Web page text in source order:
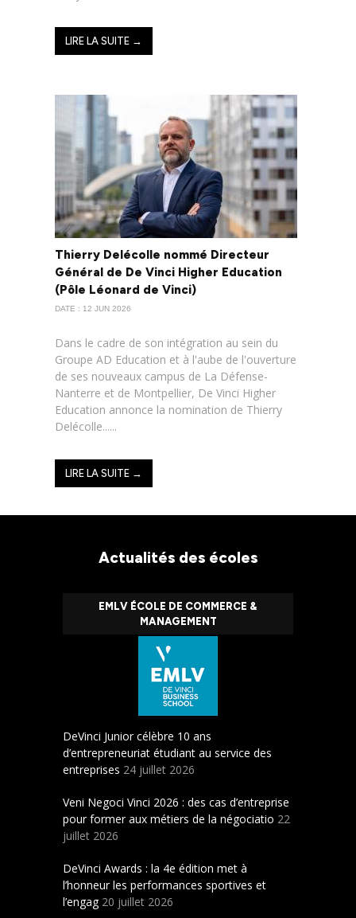
LIRE LA SUITE →
Thierry Delécolle nommé Directeur
Général de De Vinci Higher Education
(Pôle Léonard de Vinci)
DATE : 12 JUN 2026
Dans le cadre de son intégration au sein du
Groupe AD Education et à l'aube de l'ouverture
de ses nouveaux campus de La Défense-
Nanterre et de Montpellier, De Vinci Higher
Education annonce la nomination de Thierry
Delécolle......
LIRE LA SUITE →
Actualités des écoles
EMLV ÉCOLE DE COMMERCE &
MANAGEMENT
DeVinci Junior célèbre 10 ans
d’entrepreneuriat étudiant au service des
entreprises 24 juillet 2026
Veni Negoci Vinci 2026 : des cas d’entreprise
pour former aux métiers de la négociatio 22
juillet 2026
DeVinci Awards : la 4e édition met à
l’honneur les performances sportives et
l’engag 20 juillet 2026